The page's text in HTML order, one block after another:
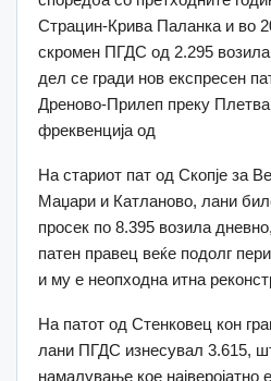
Страцин-Крива Паланка и во
скромен ПГДС од 2.295
дел се гради нов експресен
Дреново-Прилеп преку
фреквенција од
На стариот пат од Скопје за
Маџари и Катланово, лани
просек по 8.395 возила
патен правец веќе подолг
и му е неопходна итна
На патот од Стенковец кон
лани ПГДС изнесувал 3.615,
намалување кое најверојатно